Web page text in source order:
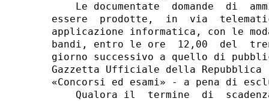
Le documentate  domande  di
essere  prodotte,  in  via
applicazione informatica, con le
bandi, entro le ore  12,00  del
giorno successivo a quello di
Gazzetta Ufficiale della
«Concorsi ed esami» - a pena di
Qualora il  termine  di